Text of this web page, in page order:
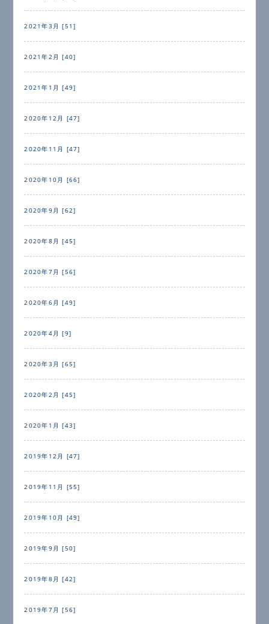
2021年3月 [51]
2021年2月 [40]
2021年1月 [49]
2020年12月 [47]
2020年11月 [47]
2020年10月 [66]
2020年9月 [62]
2020年8月 [45]
2020年7月 [56]
2020年6月 [49]
2020年4月 [9]
2020年3月 [65]
2020年2月 [45]
2020年1月 [43]
2019年12月 [47]
2019年11月 [55]
2019年10月 [49]
2019年9月 [50]
2019年8月 [42]
2019年7月 [56]